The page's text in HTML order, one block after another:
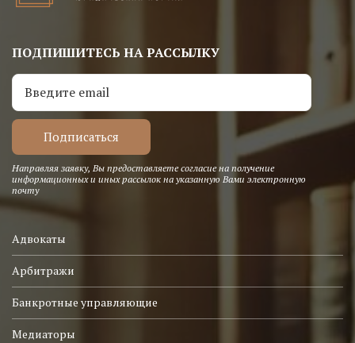
ПОДПИШИТЕСЬ НА РАССЫЛКУ
Направляя заявку, Вы предоставляете согласие на получение
информационных и иных рассылок на указанную Вами электронную
почту
Адвокаты
Арбитражи
Банкротные управляющие
Медиаторы